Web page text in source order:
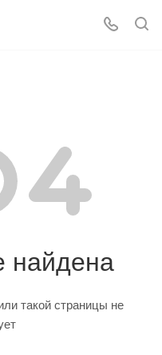
найдена
такой страницы не